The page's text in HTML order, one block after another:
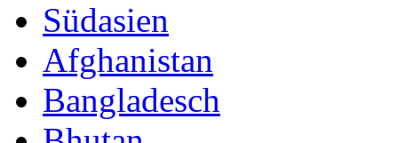
Südasien
Afghanistan
Bangladesch